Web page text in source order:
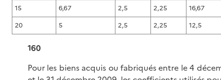
15
6,67 2,5 2,25
16,67
20
5 2,5 2,25 12,5
160
Pour les biens acquis ou fabriqués entre le 4